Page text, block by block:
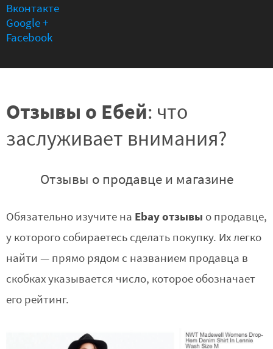
Вконтакте
Google +
Facebook
Отзывы о Ебей: что
заслуживает внимания?
Отзывы о продавце и магазине
Обязательно изучите на Ebay отзывы о продавце,
у которого собираетесь сделать покупку. Их легко
найти — прямо рядом с названием продавца в
скобках указывается число, которое обозначает
его рейтинг.